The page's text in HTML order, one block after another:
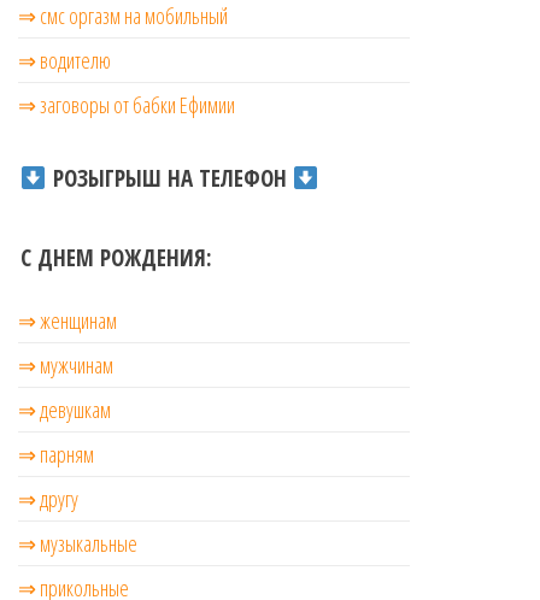
⇒ смс оргазм на мобильный
⇒ водителю
⇒ заговоры от бабки Ефимии
РОЗЫГРЫШ НА ТЕЛЕФОН
С ДНЕМ РОЖДЕНИЯ:
⇒ женщинам
⇒ мужчинам
⇒ девушкам
⇒ парням
⇒ другу
⇒ музыкальные
⇒ прикольные